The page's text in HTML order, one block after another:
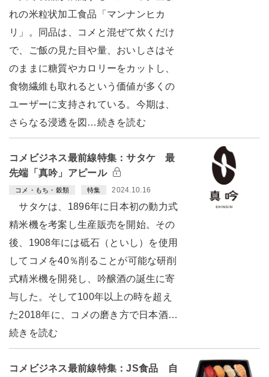
れの米粒状加工食品「マンナンヒカ
リ」。同品は、コメと混ぜて炊くだけ
で、ご飯の見た目や量、おいしさはそ
のままに糖質やカロリーをカットし、
食物繊維も取れるという価値が多くの
ユーザーに支持されている。今期は、
さらなる浸透を図…続きを読む
コメビジネス最前線特集：サタケ 最
先端「真吟」アピール
コメ・もち・穀類 特集 2024.10.16
サタケは、1896年に日本初の動力式
精米機を考案し生産販売を開始。その
後、1908年には砥石（といし）を使用
してコメを40％削ることが可能な研削
式精米機を開発し、吟醸酒の誕生に寄
与した。そして100年以上の時を超え
た2018年に、コメの磨き方で日本酒…
続きを読む
コメビジネス最前線特集：JS食品 自